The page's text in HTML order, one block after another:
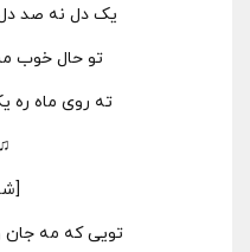
یک دل نه صد
تو حال خوب
ته روی ماه ره
تویی که مه جان و